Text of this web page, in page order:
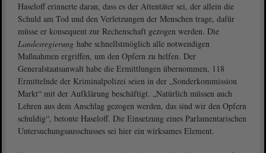
Haseloff erinnerte daran, dass es der Attentäter sei, der allein die
Schuld am Tod und den Verletzungen der Menschen trage, dafür
müsse er konsequent zur Rechenschaft gezogen werden. Die
Landesregierung habe schnellstmöglich alle notwendigen
Maßnahmen ergriffen, um den Opfern zu helfen. Der
Generalstaatsanwalt habe die Ermittlungen übernommen, 118
Ermittelnde der Kriminalpolizei seien in der „Sonderkommission
Markt“ mit der Aufklärung beschäftigt. „Natürlich müssen auch
Lehren aus dem Anschlag gezogen werden, das sind wir den Opfern
schuldig“, betonte Haseloff. Die Einsetzung eines Parlamentarischen
Untersuchungsausschusses sei hier ein wirksames Element.